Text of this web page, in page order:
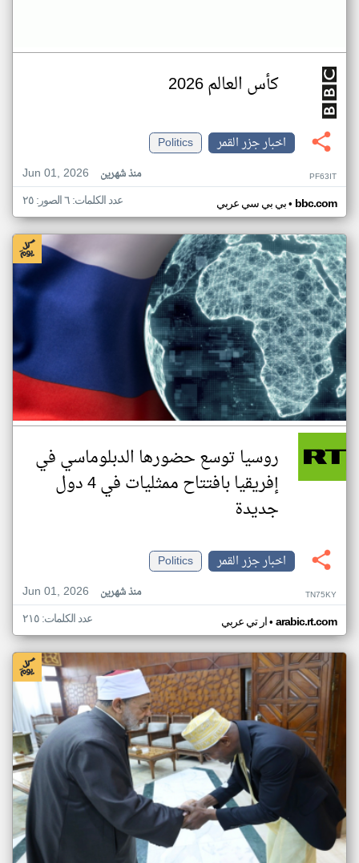
كأس العالم 2026
اخبار جزر القمر
Politics
Jun 01, 2026
منذ شهرين PF63IT
بي بي سي عربي• bbc.com عدد الكلمات: ٦ الصور: ٢٥
روسيا توسع حضورها الدبلوماسي في
إفريقيا بافتتاح ممثليات في 4 دول
جديدة
اخبار جزر القمر
Politics
Jun 01, 2026
منذ شهرين TN75KY
ار تي عربي• arabic.rt.com عدد الكلمات: ٢١٥